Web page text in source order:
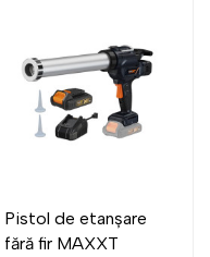
Pistol de etanșare
fără fir MAXXT